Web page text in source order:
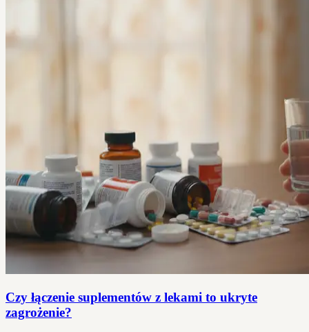
Czy łączenie suplementów z lekami to ukryte
zagrożenie?